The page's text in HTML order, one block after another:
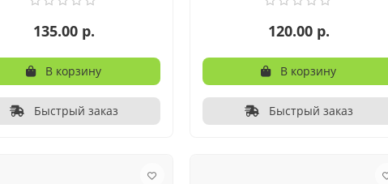
135.00 р.
В корзину
Быстрый заказ
120.00 р.
В корзину
Быстрый заказ